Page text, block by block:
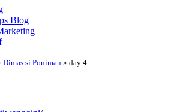
Blog
Dimas si Poniman » day 4